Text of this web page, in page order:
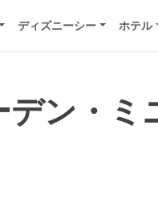
ディズニーシー ホテル
ン・ミ